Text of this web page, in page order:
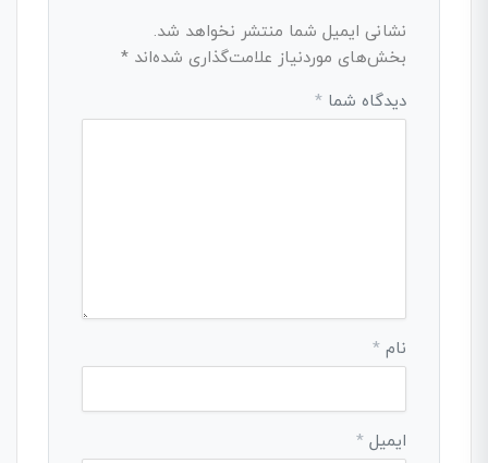
نشانی ایمیل شما منتشر نخواهد شد.
بخش‌های موردنیاز علامت‌گذاری شده‌اند *
دیدگاه شما *
نام *
ایمیل *